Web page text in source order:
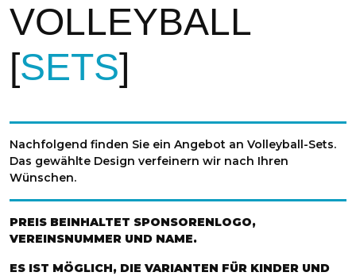
VOLLEYBALL
SETS
Nachfolgend finden Sie ein Angebot an Volleyball-Sets.
Das gewählte Design verfeinern wir nach Ihren
Wünschen.
PREIS BEINHALTET SPONSORENLOGO,
VEREINSNUMMER UND NAME.
ES IST MÖGLICH, DIE VARIANTEN FÜR KINDER UND